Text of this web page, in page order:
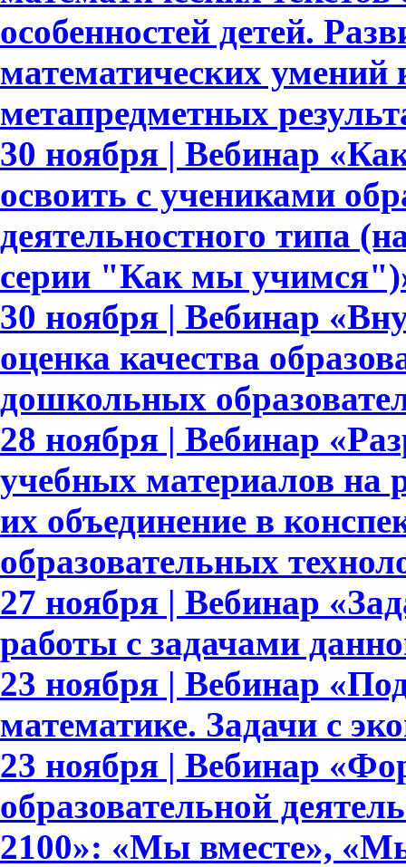
особенностей детей.
математических умений
метапредметных
30 ноября | Вебинар
освоить с учениками
деятельностного типа
серии "Как мы
30 ноября | Вебинар
оценка качества
дошкольных
28 ноября | Вебинар
учебных материалов на
их объединение в
образовательных
27 ноября | Вебинар
работы с задачами
23 ноября | Вебинар
математике. Задачи с
23 ноября | Вебинар
образовательной
2100»: «Мы вместе»,